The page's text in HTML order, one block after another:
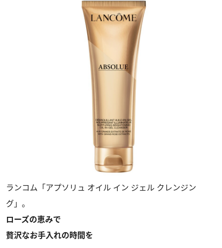
ランコム「アプソリュ オイル イン ジェル クレンジン
グ」。
ローズの恵みで
贅沢なお手入れの時間を